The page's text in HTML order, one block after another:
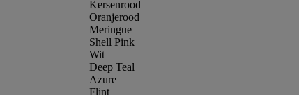
Kersenrood
Oranjerood
Meringue
Shell Pink
Wit
Deep Teal
Azure
Flint